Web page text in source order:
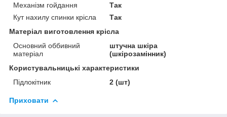
Механізм гойдання
Так
Кут нахилу спинки крісла
Так
Матеріал виготовлення крісла
Основний оббивний
матеріал
штучна шкіра
(шкірозамінник)
Користувальницькі характеристики
Підлокітник
2 (шт)
Приховати